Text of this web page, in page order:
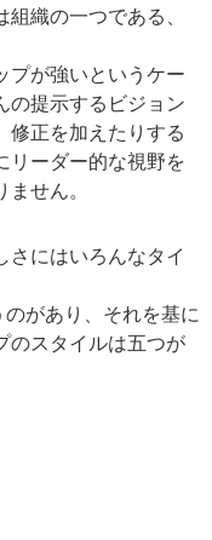
織の一つである、
プが強いというケー
の提示するビジョン
修正を加えたりする
リーダー的な視野を
せん。
さにはいろんなタイ
があり、それを基に
のスタイルは五つが